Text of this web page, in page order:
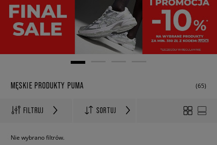
MĘSKIE PRODUKTY PUMA (65)
FILTRUJ SORTUJ
Nie wybrano filtrów.